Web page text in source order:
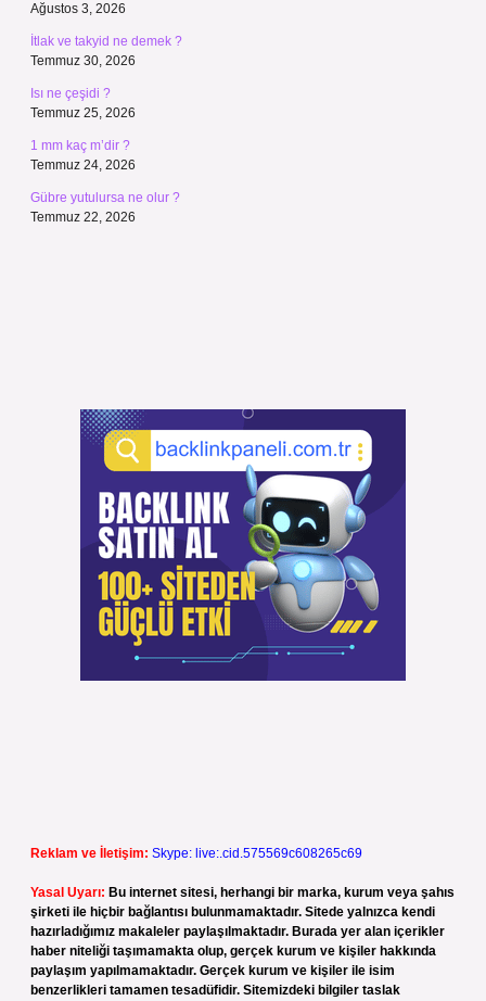
Ağustos 3, 2026
İtlak ve takyid ne demek ?
Temmuz 30, 2026
Isı ne çeşidi ?
Temmuz 25, 2026
1 mm kaç m’dir ?
Temmuz 24, 2026
Gübre yutulursa ne olur ?
Temmuz 22, 2026
Reklam ve İletişim: Skype: live:.cid.575569c608265c69
Yasal Uyarı: Bu internet sitesi, herhangi bir marka, kurum veya şahıs
şirketi ile hiçbir bağlantısı bulunmamaktadır. Sitede yalnızca kendi
hazırladığımız makaleler paylaşılmaktadır. Burada yer alan içerikler
haber niteliği taşımamakta olup, gerçek kurum ve kişiler hakkında
paylaşım yapılmamaktadır. Gerçek kurum ve kişiler ile isim
benzerlikleri tamamen tesadüfidir. Sitemizdeki bilgiler taslak